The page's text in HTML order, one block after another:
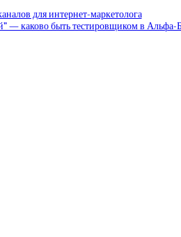
для интернет-маркетолога
— каково быть тестировщиком в Альфа-